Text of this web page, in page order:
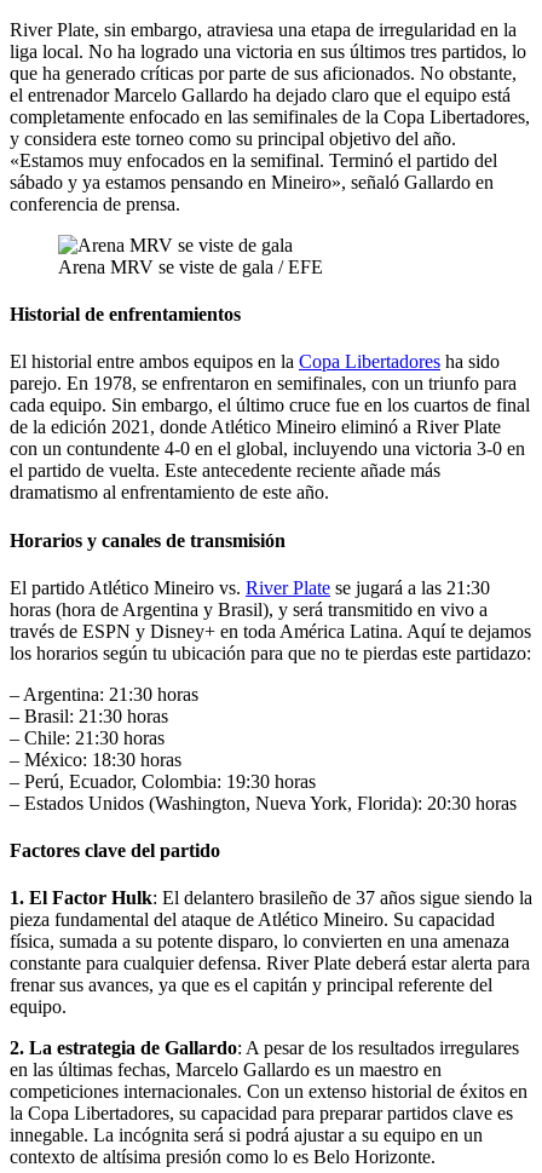
River Plate, sin embargo, atraviesa una etapa de irregularidad en la
liga local. No ha logrado una victoria en sus últimos tres partidos, lo
que ha generado críticas por parte de sus aficionados. No obstante,
el entrenador Marcelo Gallardo ha dejado claro que el equipo está
completamente enfocado en las semifinales de la Copa Libertadores,
y considera este torneo como su principal objetivo del año.
«Estamos muy enfocados en la semifinal. Terminó el partido del
sábado y ya estamos pensando en Mineiro», señaló Gallardo en
conferencia de prensa.
Arena MRV se viste de gala / EFE
Historial de enfrentamientos
El historial entre ambos equipos en la Copa Libertadores ha sido
parejo. En 1978, se enfrentaron en semifinales, con un triunfo para
cada equipo. Sin embargo, el último cruce fue en los cuartos de final
de la edición 2021, donde Atlético Mineiro eliminó a River Plate
con un contundente 4-0 en el global, incluyendo una victoria 3-0 en
el partido de vuelta. Este antecedente reciente añade más
dramatismo al enfrentamiento de este año.
Horarios y canales de transmisión
El partido Atlético Mineiro vs. River Plate se jugará a las 21:30
horas (hora de Argentina y Brasil), y será transmitido en vivo a
través de ESPN y Disney+ en toda América Latina. Aquí te dejamos
los horarios según tu ubicación para que no te pierdas este partidazo:
– Argentina: 21:30 horas
– Brasil: 21:30 horas
– Chile: 21:30 horas
– México: 18:30 horas
– Perú, Ecuador, Colombia: 19:30 horas
– Estados Unidos (Washington, Nueva York, Florida): 20:30 horas
Factores clave del partido
1. El Factor Hulk: El delantero brasileño de 37 años sigue siendo la
pieza fundamental del ataque de Atlético Mineiro. Su capacidad
física, sumada a su potente disparo, lo convierten en una amenaza
constante para cualquier defensa. River Plate deberá estar alerta para
frenar sus avances, ya que es el capitán y principal referente del
equipo.
2. La estrategia de Gallardo: A pesar de los resultados irregulares
en las últimas fechas, Marcelo Gallardo es un maestro en
competiciones internacionales. Con un extenso historial de éxitos en
la Copa Libertadores, su capacidad para preparar partidos clave es
innegable. La incógnita será si podrá ajustar a su equipo en un
contexto de altísima presión como lo es Belo Horizonte.